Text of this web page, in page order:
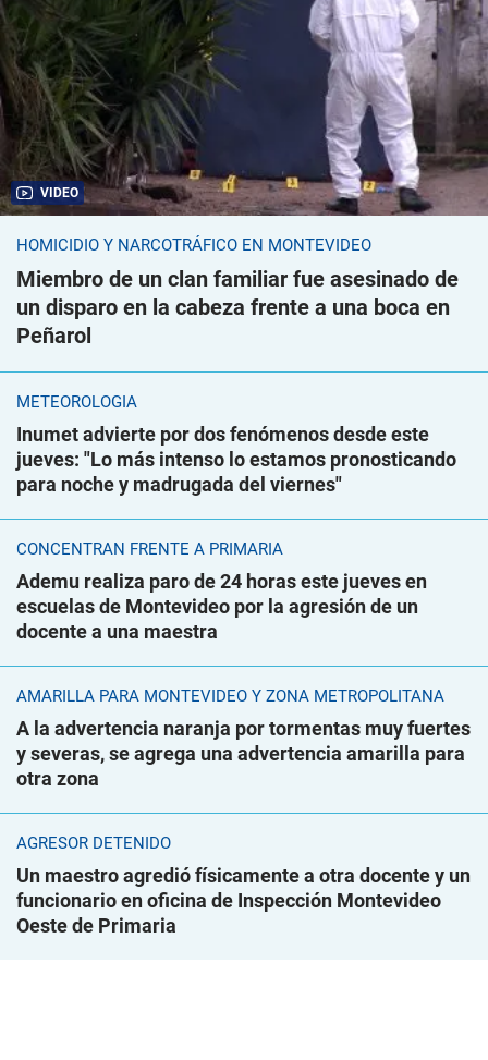
VIDEO
HOMICIDIO Y NARCOTRÁFICO EN MONTEVIDEO
Miembro de un clan familiar fue asesinado de
un disparo en la cabeza frente a una boca en
Peñarol
METEOROLOGÍA
Inumet advierte por dos fenómenos desde este
jueves: "Lo más intenso lo estamos pronosticando
para noche y madrugada del viernes"
CONCENTRAN FRENTE A PRIMARIA
Ademu realiza paro de 24 horas este jueves en
escuelas de Montevideo por la agresión de un
docente a una maestra
AMARILLA PARA MONTEVIDEO Y ZONA METROPOLITANA
A la advertencia naranja por tormentas muy fuertes
y severas, se agrega una advertencia amarilla para
otra zona
AGRESOR DETENIDO
Un maestro agredió físicamente a otra docente y un
funcionario en oficina de Inspección Montevideo
Oeste de Primaria